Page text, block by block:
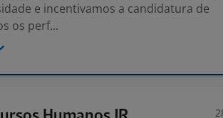
e incentivamos a candidatura de
os perf...